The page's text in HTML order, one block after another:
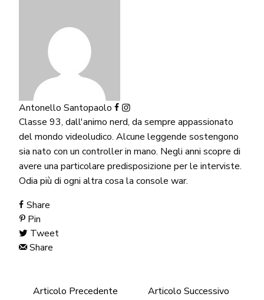
Antonello Santopaolo
Classe 93, dall'animo nerd, da sempre appassionato
del mondo videoludico. Alcune leggende sostengono
sia nato con un controller in mano. Negli anni scopre di
avere una particolare predisposizione per le interviste.
Odia più di ogni altra cosa la console war.
Share
Pin
Tweet
Share
Articolo Precedente
Articolo Successivo